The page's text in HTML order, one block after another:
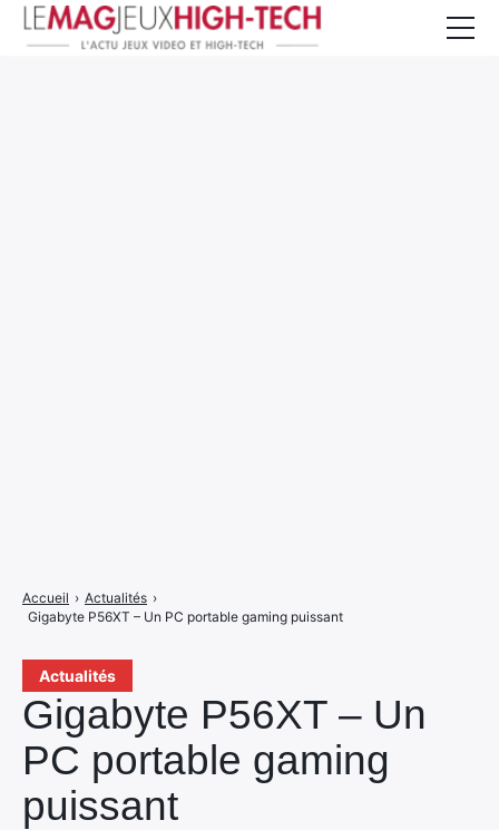
Actualités
Gigabyte P56XT – Un
PC portable gaming
puissant
Accueil › Actualités ›
Gigabyte P56XT – Un PC portable gaming puissant